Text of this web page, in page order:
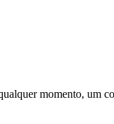
momento, um